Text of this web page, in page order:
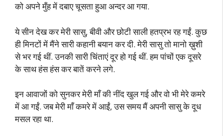
को अपने मुँह में दबाए चूसता हुआ अन्दर आ गया.
ये सीन देख कर मेरी सासु, बीवी और छोटी साली हतप्रभ रह गईं. कुछ
ही मिनटों में मैंने सारी कहानी बयान कर दी. मेरी सासु तो मानो ख़ुशी
से भर गई थीं. उनकी सारी चिंताएं दूर हो गई थीं. हम पांचों एक दूसरे
के साथ हंस हंस कर बातें करने लगे.
इन आवाजों को सुनकर मेरी माँ की नींद खुल गई और वो भी मेरे कमरे
में आ गईं. जब मेरी माँ कमरे में आईं, उस समय मैं अपनी सासु के दूध
मसल रहा था.